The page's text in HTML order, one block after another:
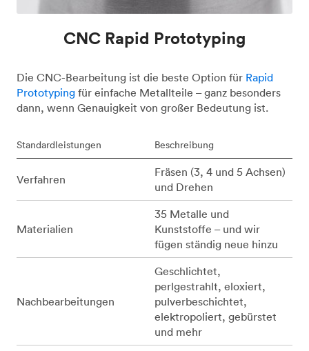
CNC Rapid Prototyping
Die CNC-Bearbeitung ist die beste Option für Rapid
Prototyping für einfache Metallteile – ganz besonders
dann, wenn Genauigkeit von großer Bedeutung ist.
Standardleistungen Beschreibung
Verfahren
Fräsen (3, 4 und 5 Achsen)
und Drehen
Materialien
35 Metalle und
Kunststoffe – und wir
fügen ständig neue hinzu
Nachbearbeitungen
Geschlichtet,
perlgestrahlt, eloxiert,
pulverbeschichtet,
elektropoliert, gebürstet
und mehr